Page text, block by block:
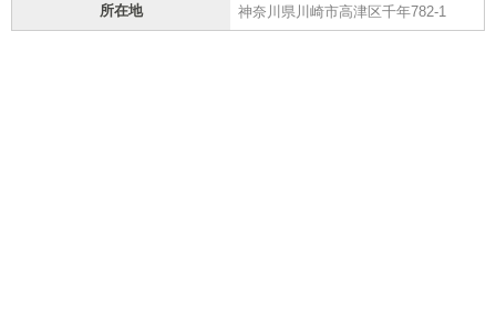
所在地 神奈川県川崎市高津区千年782-1